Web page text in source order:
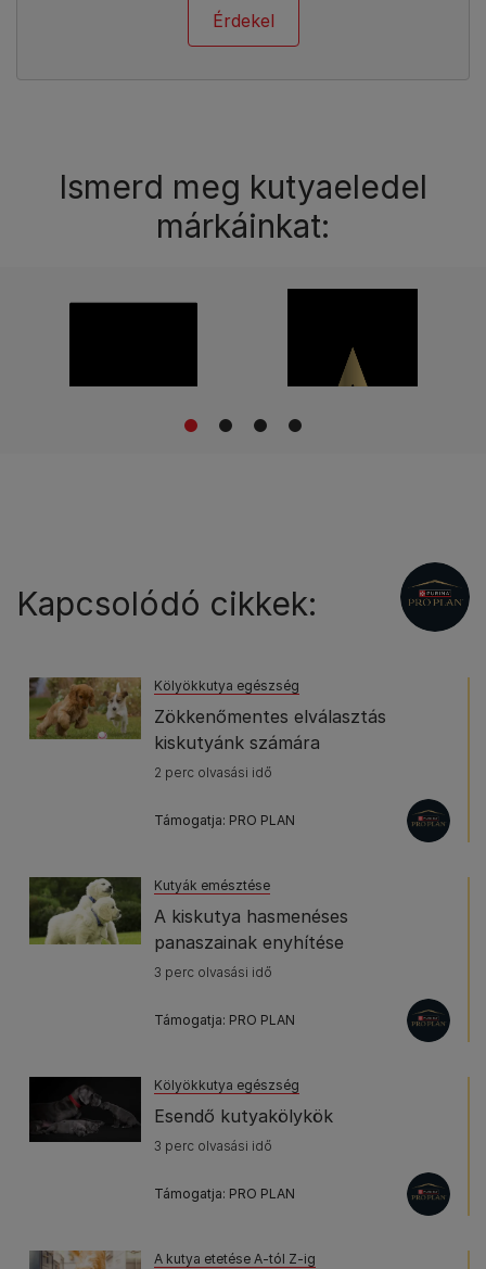
Érdekel
Ismerd meg kutyaeledel
márkáinkat:
1 2 3 4
Kapcsolódó cikkek:
Kölyökkutya egészség
Zökkenőmentes elválasztás
kiskutyánk számára
2 perc olvasási idő
Támogatja: PRO PLAN
Kutyák emésztése
A kiskutya hasmenéses
panaszainak enyhítése
3 perc olvasási idő
Támogatja: PRO PLAN
Kölyökkutya egészség
Esendő kutyakölykök
3 perc olvasási idő
Támogatja: PRO PLAN
A kutya etetése A-tól Z-ig